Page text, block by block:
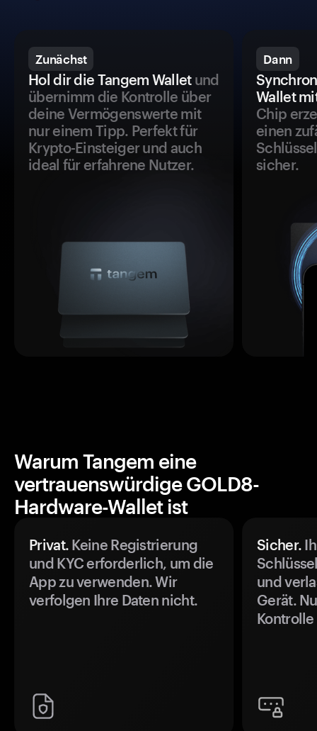
Zunächst
Hol dir die Tangem Walletund
übernimm die Kontrolle über
deine Vermögenswerte mit
nur einem Tipp. Perfekt für
Krypto-Einsteiger und auch
ideal für erfahrene Nutzer.
Dann
Wallet
Chip
einen
sicher.
Warum Tangem eine
vertrauenswürdige GOLD8-
Hardware-Wallet ist
Privat. Keine Registrierung
und KYC erforderlich, um die
App zu verwenden. Wir
verfolgen Ihre Daten nicht.
Sicher.
und
Gerät.